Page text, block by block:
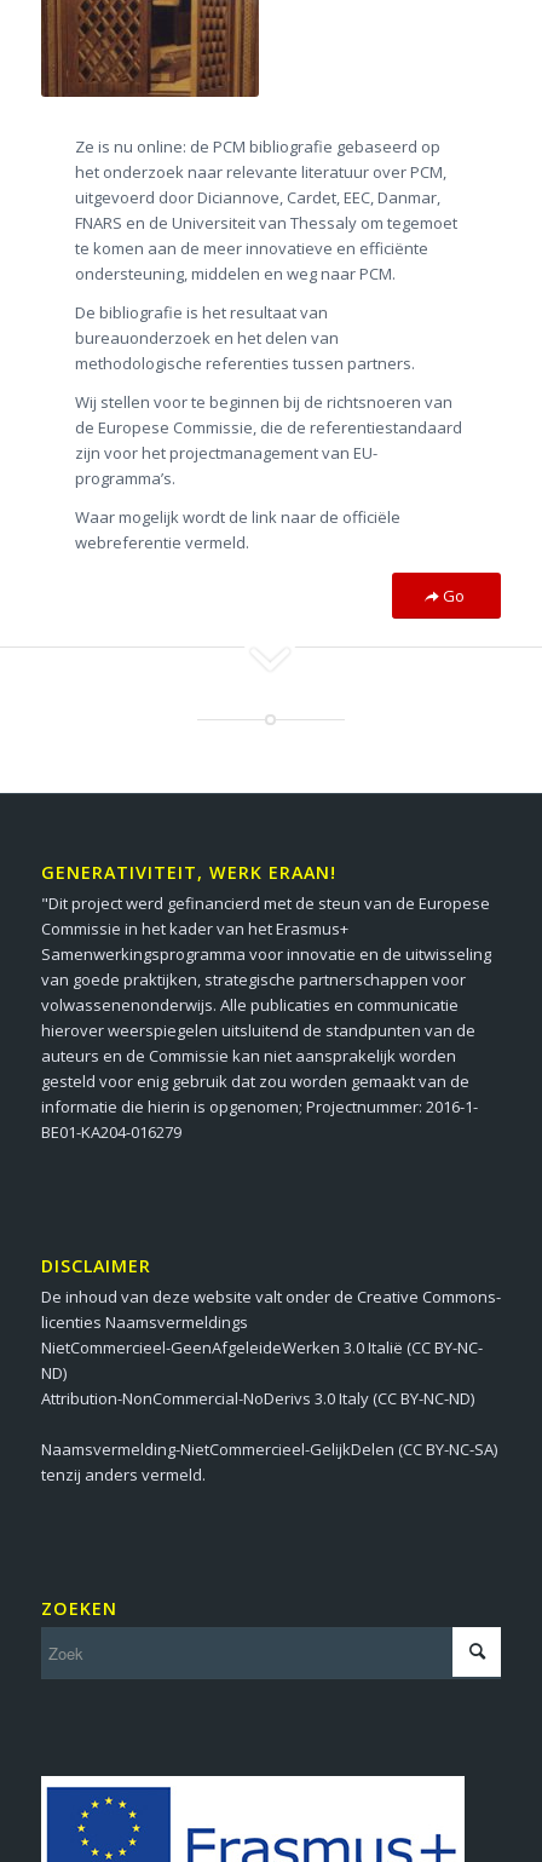
Ze is nu online: de PCM bibliografie gebaseerd op
het onderzoek naar relevante literatuur over PCM,
uitgevoerd door Diciannove, Cardet, EEC, Danmar,
FNARS en de Universiteit van Thessaly om tegemoet
te komen aan de meer innovatieve en efficiënte
ondersteuning, middelen en weg naar PCM.
De bibliografie is het resultaat van
bureauonderzoek en het delen van
methodologische referenties tussen partners.
Wij stellen voor te beginnen bij de richtsnoeren van
de Europese Commissie, die de referentiestandaard
zijn voor het projectmanagement van EU-
programma’s.
Waar mogelijk wordt de link naar de officiële
webreferentie vermeld.
Go
GENERATIVITEIT, WERK ERAAN!
"Dit project werd gefinancierd met de steun van de Europese
Commissie in het kader van het Erasmus+
Samenwerkingsprogramma voor innovatie en de uitwisseling
van goede praktijken, strategische partnerschappen voor
volwassenenonderwijs. Alle publicaties en communicatie
hierover weerspiegelen uitsluitend de standpunten van de
auteurs en de Commissie kan niet aansprakelijk worden
gesteld voor enig gebruik dat zou worden gemaakt van de
informatie die hierin is opgenomen; Projectnummer: 2016-1-
BE01-KA204-016279
DISCLAIMER
De inhoud van deze website valt onder de Creative Commons-
licenties Naamsvermeldings
NietCommercieel-GeenAfgeleideWerken 3.0 Italië (CC BY-NC-
ND)
Attribution-NonCommercial-NoDerivs 3.0 Italy (CC BY-NC-ND)
Naamsvermelding-NietCommercieel-GelijkDelen (CC BY-NC-SA)
tenzij anders vermeld.
ZOEKEN